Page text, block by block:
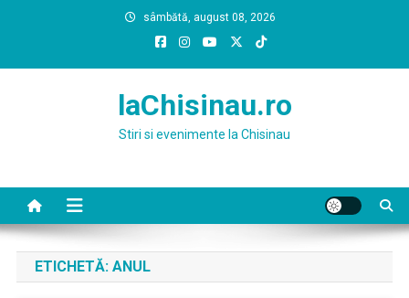
sâmbătă, august 08, 2026
laChisinau.ro
Stiri si evenimente la Chisinau
ETICHETĂ: ANUL